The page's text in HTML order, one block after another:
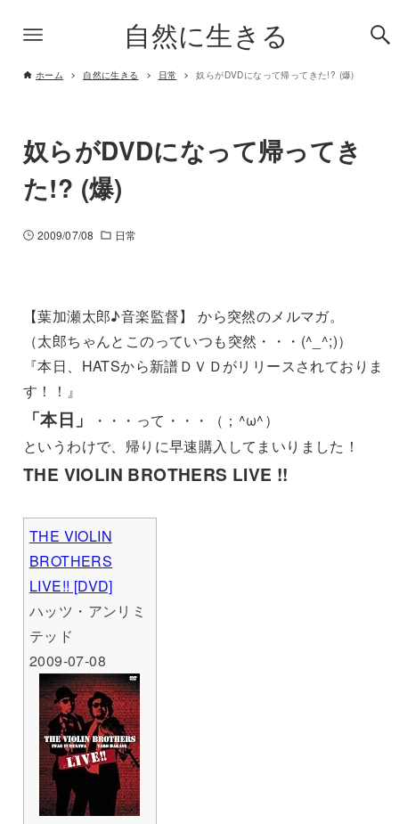
自然に生きる
ホーム 自然に生きる 日常 奴らがDVDになって帰ってきた!? (爆)
奴らがDVDになって帰ってき
た!? (爆)
2009/07/08 日常
【葉加瀬太郎♪音楽監督】 から突然のメルマガ。
（太郎ちゃんとこのっていつも突然・・・(^_^;)）
『本日、HATSから新譜ＤＶＤがリリースされておりま
す！！』
「本日」
・・・って・・・（；^ω^）
というわけで、帰りに早速購入してまいりました！
THE VIOLIN BROTHERS LIVE !!
THE VIOLIN
BROTHERS
LIVE!! [DVD]
ハッツ・アンリミ
テッド
2009-07-08